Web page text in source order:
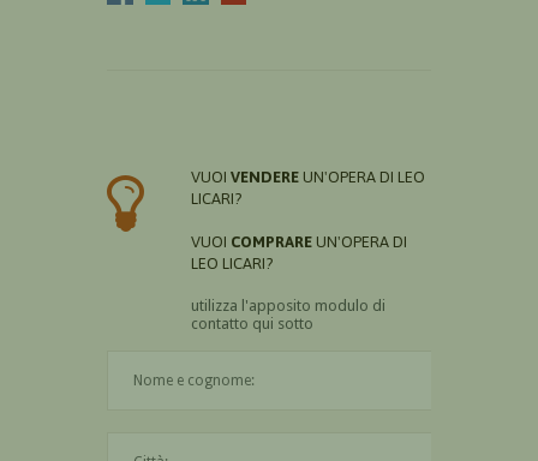
VUOI VENDERE UN'OPERA DI LEO
LICARI?
VUOI COMPRARE UN'OPERA DI
LEO LICARI?
utilizza l'apposito modulo di
contatto qui sotto